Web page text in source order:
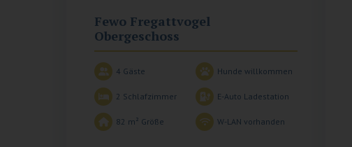
Fewo Fregattvogel
Obergeschoss
4 Gäste
2 Schlafzimmer
82 m² Größe
Hunde willkommen
E-Auto Ladestation
W-LAN vorhanden